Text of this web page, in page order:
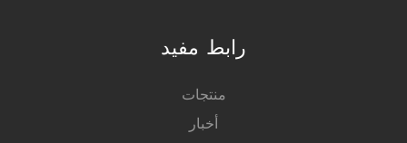
رابط مفيد
منتجات
أخبار